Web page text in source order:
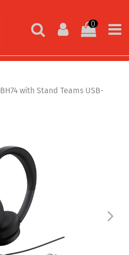
0
BH74 with Stand Teams USB-